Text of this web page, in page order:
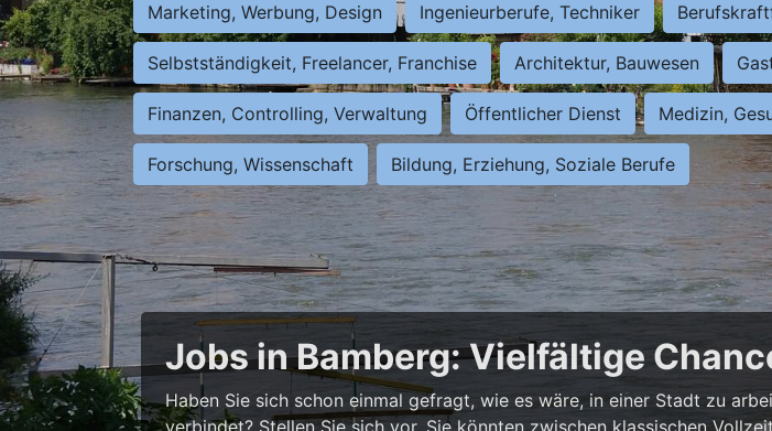
Marketing, Werbung, Design Ingenieurberufe, Techniker
Selbstständigkeit, Freelancer, Franchise Architektur, Bauwesen
Finanzen, Controlling, Verwaltung Öffentlicher Dienst Medizin,
Forschung, Wissenschaft Bildung, Erziehung, Soziale Berufe
Jobs in Bamberg: Vielfältige
Haben Sie sich schon einmal gefragt, wie es wäre, in einer Stadt zu